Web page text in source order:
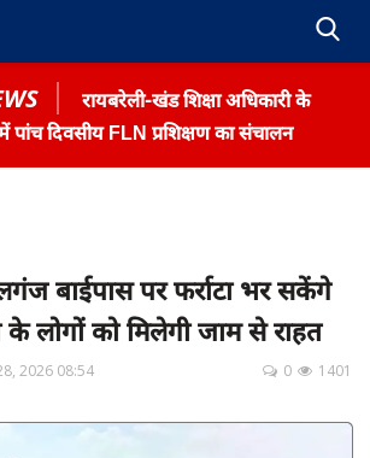
रायबरेली-खंड शिक्षा अधिकारी के
पांच दिवसीय FLN प्रशिक्षण का संचालन
बाईपास पर फर्राटा भर सकेंगे
के लोगों को मिलेगी जाम से राहत
2026 08:54 1401
0